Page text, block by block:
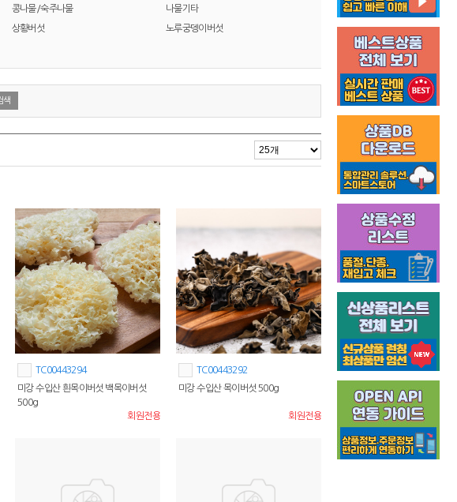
콩나물/숙주나물 나물기타
상황버섯 노루궁뎅이버섯
TC00443294
미강 수입산 흰목이버섯 백목이버섯
500g
회원전용
TC00443292
미강 수입산 목이버섯 500g
회원전용